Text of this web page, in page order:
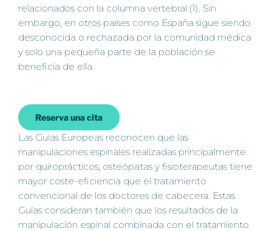
relacionados con la columna vertebral.(1). Sin
embargo, en otros países como España sigue siendo
desconocida o rechazada por la comunidad médica
y solo una pequeña parte de la población se
beneficia de ella.
Reserva una cita
Las Guías Europeas reconocen que las
manipulaciones espinales realizadas principalmente
por quiroprácticos, osteópatas y fisioterapeutas tiene
mayor coste-eficiencia que el tratamiento
convencional de los doctores de cabecera. Estas
Guías consideran también que los resultados de la
manipulación espinal combinada con el tratamiento